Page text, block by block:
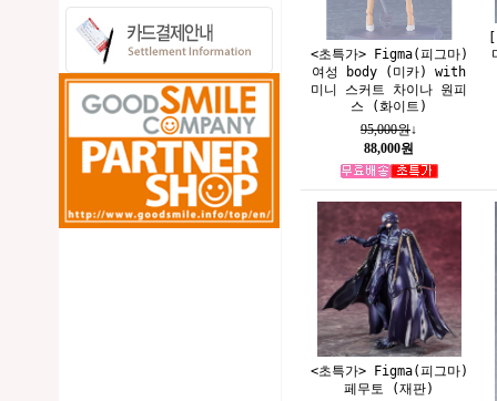
<초특가> Figma(피그마)
여성 body (미카) with
미니 스커트 차이나 원피
스 (화이트)
95,000원↓
88,000원
<초특가> Figma(피그마)
페무토 (재판)